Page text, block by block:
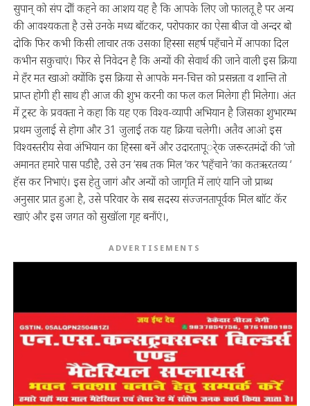
सुपान् को संप दोाँ कहने का आशय यह है कि आपके लिए जो फालतू है पर अन्य
की आवश्यकता है उसे उनके मध्य बॉटकर, परोपकार का ऐसा बीज वो अन्दर बो
दोकि फिर कभी किसी लाचार तक उसका हिस्सा सहर्ष पहँचाने में आपका दिल
कभीन सकुचाएं। फिर से निवेदन है कि अन्यों की सेवार्थ की जाने वाली इस क्रिया
मे हँर मत खाओ क्योंकि इस क्रिया से आपके मन-चित्त को प्रसन्नता व शान्ति तो
प्राप्त होगी ही साथ ही आज की शुभ करनी का फल कल मिलेगा ही मिलेगा। अंत
में ट्रस्ट के प्रवक्ता ने कहा कि यह एक विश्व-व्यापी अभियान है जिसका शुभारम्भ
प्रथम जुलाई से होगा और 31 जुलाई तक यह क्रिया चलेगी। अतैव आओ इस
विश्वस्तरीय सेवा अंभियान का हिस्सा बनें और उदारतापूर्ेक जरूरतमंदों की ‘जो
अमानत हमारे पास पडीहै, उसे उन ‘सब तक मिल ‘कर ‘पहँचाने ‘का कतऋरतव्य ‘
हॅस कर निभाएं। इस हेतु जागं और अन्यों को जागृति में लाएं यानि जो प्राब्ध
अनुसार प्रात हुआ है, उसे परिवार के सब सदस्य संज्जनतापूर्वक मिल बाॉट कॅर
खाएं और इस जगत को सुखॉला गृह बनाँएं।,
ADVERTISEMENTS